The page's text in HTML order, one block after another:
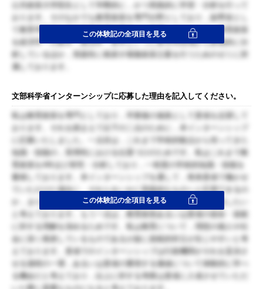
公共政策大学院生として学際的に，かつ実践的に学習・分析を行って
おります。そのなかでも教育政策を専門分野としており，副専攻とし
て教育学研究科学校教育高度化専攻にも所属しております。教育政策
を経済学・行政学・政治学・哲学といった各学問領域から多面的に分
析しているほか，実践性に根差す模擬政策立案を行うためのゼミに所
属しております。
この体験記の全項目を見る
文部科学省インターンシップに応募した理由を記入してください。
私は教育政策を専門としており，卒業後の進路として貴省を志望して
おります。それを踏まえて以下の二点のために，本インターンシップ
に応募いたしました。一点目は，これまで学術的観点から培ってきた
知識・技能の，実用性における位置づけのためです。私はこれまで教
育政策を4年ほど研究・分析しており，一程度の学術的知識・技能を
蓄積しております。本インターンシップを通して，将来貴省で働かせ
ていただけた場合に，それらをいかに実践的なものへと応用できるの
か，また，それにあたって私に不足している経験は何かを同定したい
と考えております。もう一点は，教育政策あるいは貴省の使命・規範
に対する理解を深めるためです。私は教育について，理想の個人や社
会に深く根差しているものであるが故に規範的対立が生じやすいと考
えております。貴省でのインターンシップは行政機関がそれを妥決さ
せる過程の一環，あるいは貴省の重視する価値について体験的に学べ
る機会だと考えており，以上に対する考察は貴省に入省させていただ
この体験記の全項目を見る